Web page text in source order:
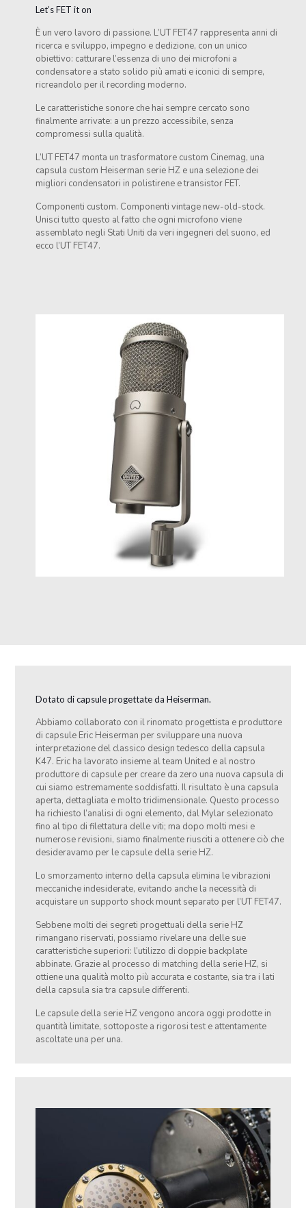
Let’s FET it on
È un vero lavoro di passione. L’UT FET47 rappresenta anni di
ricerca e sviluppo, impegno e dedizione, con un unico
obiettivo: catturare l’essenza di uno dei microfoni a
condensatore a stato solido più amati e iconici di sempre,
ricreandolo per il recording moderno.
Le caratteristiche sonore che hai sempre cercato sono
finalmente arrivate: a un prezzo accessibile, senza
compromessi sulla qualità.
L’UT FET47 monta un trasformatore custom Cinemag, una
capsula custom Heiserman serie HZ e una selezione dei
migliori condensatori in polistirene e transistor FET.
Componenti custom. Componenti vintage new-old-stock.
Unisci tutto questo al fatto che ogni microfono viene
assemblato negli Stati Uniti da veri ingegneri del suono, ed
ecco l’UT FET47.
Dotato di capsule progettate da Heiserman.
Abbiamo collaborato con il rinomato progettista e produttore
di capsule Eric Heiserman per sviluppare una nuova
interpretazione del classico design tedesco della capsula
K47. Eric ha lavorato insieme al team United e al nostro
produttore di capsule per creare da zero una nuova capsula di
cui siamo estremamente soddisfatti. Il risultato è una capsula
aperta, dettagliata e molto tridimensionale. Questo processo
ha richiesto l’analisi di ogni elemento, dal Mylar selezionato
fino al tipo di filettatura delle viti; ma dopo molti mesi e
numerose revisioni, siamo finalmente riusciti a ottenere ciò che
desideravamo per le capsule della serie HZ.
Lo smorzamento interno della capsula elimina le vibrazioni
meccaniche indesiderate, evitando anche la necessità di
acquistare un supporto shock mount separato per l’UT FET47.
Sebbene molti dei segreti progettuali della serie HZ
rimangano riservati, possiamo rivelare una delle sue
caratteristiche superiori: l’utilizzo di doppie backplate
abbinate. Grazie al processo di matching della serie HZ, si
ottiene una qualità molto più accurata e costante, sia tra i lati
della capsula sia tra capsule differenti.
Le capsule della serie HZ vengono ancora oggi prodotte in
quantità limitate, sottoposte a rigorosi test e attentamente
ascoltate una per una.